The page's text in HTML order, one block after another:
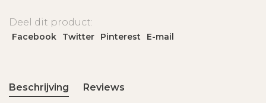
Deel dit product:
Facebook Twitter Pinterest E-mail
Beschrijving Reviews